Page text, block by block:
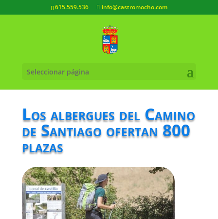
615.559.536 info@castromocho.com
Seleccionar página
Los albergues del Camino
de Santiago ofertan 800
plazas